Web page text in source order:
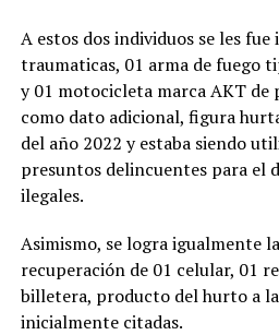
A estos dos individuos se les
traumaticas, 01 arma de fuego
y 01 motocicleta marca AKT de
como dato adicional, figura
del año 2022 y estaba siendo
presuntos delincuentes para el
ilegales.
Asimismo, se logra igualmente
recuperación de 01 celular, 01
billetera, producto del hurto a
inicialmente citadas.